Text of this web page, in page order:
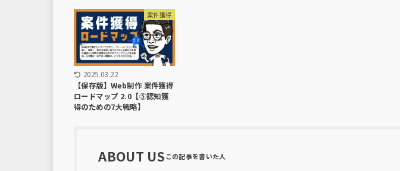
案件獲得
2025.03.22
【保存版】Web制作 案件獲得
ロードマップ 2.0【⑤認知獲
得のための7大戦略】
ABOUT US